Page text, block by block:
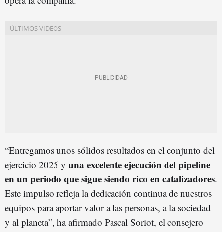
“Entregamos unos sólidos resultados en el conjunto del
ejercicio 2025 y una excelente ejecución del pipeline
en un periodo que sigue siendo rico en catalizadores.
Este impulso refleja la dedicación continua de nuestros
equipos para aportar valor a las personas, a la sociedad
y al planeta”, ha afirmado Pascal Soriot, el consejero